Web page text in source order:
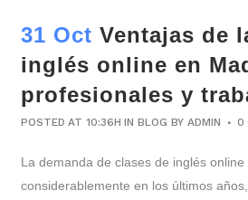
31 Oct Ventajas de
inglés online en
profesionales y
POSTED AT 10:36H INBLOG BYADMIN 0
La demanda de clases de inglés
considerablemente en los últimos